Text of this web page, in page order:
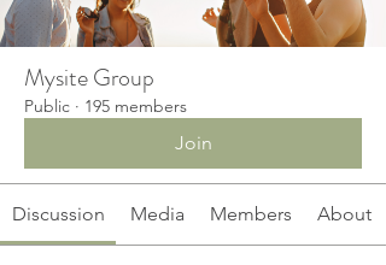
Mysite Group
Public · 195 members
Join
Discussion Media Members About